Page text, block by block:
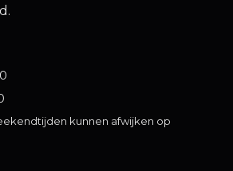
kunnen afwijken op